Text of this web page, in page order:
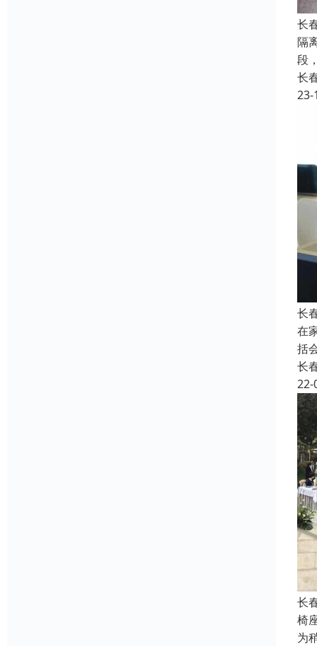
长
隔
段
长
23-
长
在
括
长
22-
长
椅
为